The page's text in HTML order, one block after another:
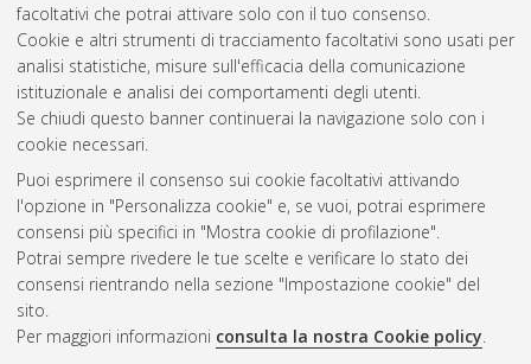
facoltativi che potrai attivare solo con il tuo consenso.
Cookie e altri strumenti di tracciamento facoltativi sono usati per
analisi statistiche, misure sull'efficacia della comunicazione
istituzionale e analisi dei comportamenti degli utenti.
Se chiudi questo banner continuerai la navigazione solo con i
cookie necessari.
Puoi esprimere il consenso sui cookie facoltativi attivando
l'opzione in "Personalizza cookie" e, se vuoi, potrai esprimere
consensi più specifici in "Mostra cookie di profilazione".
Potrai sempre rivedere le tue scelte e verificare lo stato dei
consensi rientrando nella sezione "Impostazione cookie" del
sito.
Per maggiori informazioni consulta la nostra Cookie policy.
Vedi altre statistiche
Gestione del documento:
Atom
Rss
AMS Acta
ISSN: 2038-7954
re3data.org -
doi.org/10.17616/R3P19R
Servizio implementato e
Impostazioni Cookie